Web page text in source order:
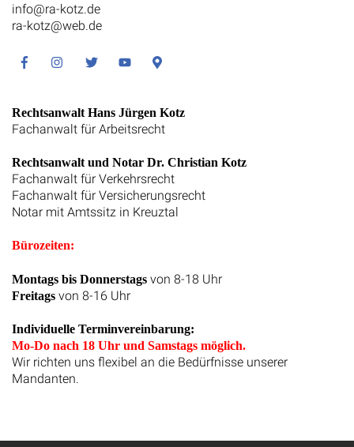
info@ra-kotz.de
ra-kotz@web.de
FacebookInstagramTwitter YoutubeGoogle
Rechtsanwalt Hans Jürgen Kotz
Fachanwalt für Arbeitsrecht
Rechtsanwalt und Notar Dr. Christian Kotz
Fachanwalt für Verkehrsrecht
Fachanwalt für Versicherungsrecht
Notar mit Amtssitz in Kreuztal
Bürozeiten:
Montags bis Donnerstags von 8-18 Uhr
Freitags von 8-16 Uhr
Individuelle Terminvereinbarung:
Mo-Do nach 18 Uhr und Samstags möglich.
Wir richten uns flexibel an die Bedürfnisse unserer
Mandanten.